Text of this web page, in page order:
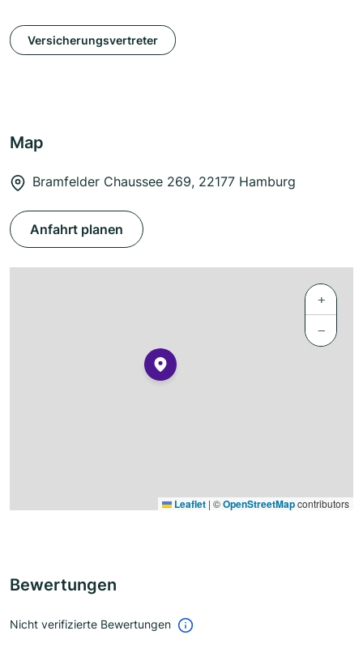
Versicherungsvertreter
Map
Bramfelder Chaussee 269, 22177 Hamburg
Anfahrt planen
+
−
Leaflet | ©OpenStreetMapcontributors
Bewertungen
Nicht verifizierte Bewertungen